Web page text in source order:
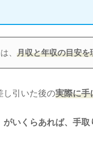
、 月収と年収の目安を
し引いた後の実際に手
いくらあれば、手